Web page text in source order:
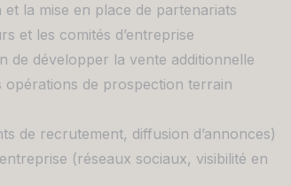
la mise en place de partenariats
et les comités d’entreprise
de développer la vente additionnelle
opérations de prospection terrain
de recrutement, diffusion d’annonces)
(réseaux sociaux, visibilité en